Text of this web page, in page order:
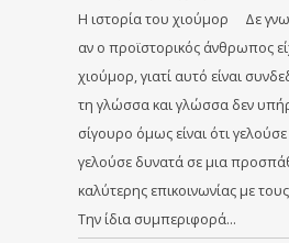
Η ιστορία του χιούμορ Δε
αν ο προϊστορικός άνθρωπος
χιούμορ, γιατί αυτό είναι
τη γλώσσα και γλώσσα δεν
σίγουρο όμως είναι ότι
γελούσε δυνατά σε μια
καλύτερης επικοινωνίας με
Την ίδια συμπεριφορά…